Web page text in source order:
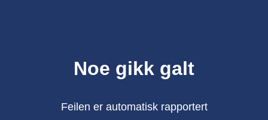
Noe gikk galt
Feilen er automatisk rapportert